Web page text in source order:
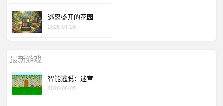
逃离盛开的花园
2026-01-24
最新游戏
智能逃脱：迷宫
2026-08-05